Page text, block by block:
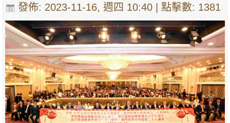
發佈: 2023-11-16, 週四 10:40 | 點擊數: 1381